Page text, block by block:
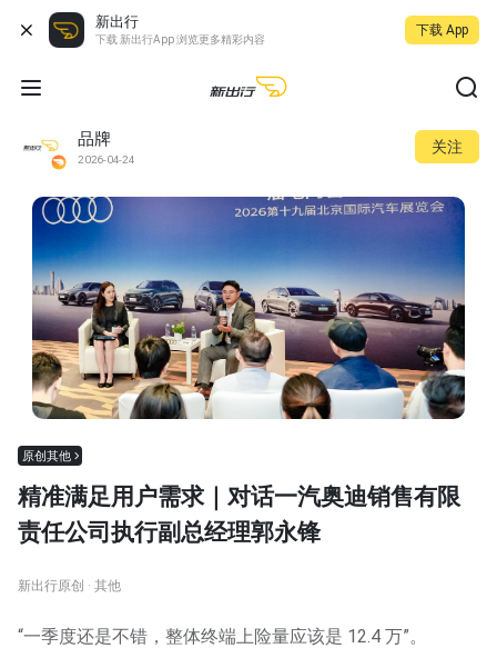
新出行
下载 新出行App 浏览更多精彩内容
下载 App
品牌
2026-04-24
关注
原创其他
精准满足用户需求｜对话一汽奥迪销售有限
责任公司执行副总经理郭永锋
新出行原创 · 其他
“一季度还是不错，整体终端上险量应该是 12.4 万”。